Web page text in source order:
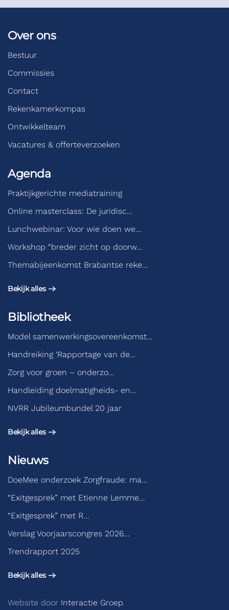
Over ons
Bestuur
Commissies
Contact
Rekenkamerkompas
Ontwikkelteam
Vacatures & offerteverzoeken
Agenda
Praktijkgerichte mediatraining
Online masterclass: De juridisc…
Lunchwebinar: Voor wie doen we…
Workshop “breder zicht op doorw…
Themabijeenkomst Brabantse reke…
Bekijk alles
Bibliotheek
Model samenwerkingsovereenkomst…
Handreiking ‘Rapportage van de…
Zorg voor groen – onderzo…
Handleiding doelmatigheids- en…
NVRR Jubileumbundel 20 jaar
Bekijk alles
Nieuws
DoeMee onderzoek Zorgfraude: ma…
“Exitgesprek” met Etienne Lemme…
“Exitgesprek” met R…
Verslag Voorjaarscongres 2026…
Trendrapport 2025
Bekijk alles
Website door Interactie Groep.